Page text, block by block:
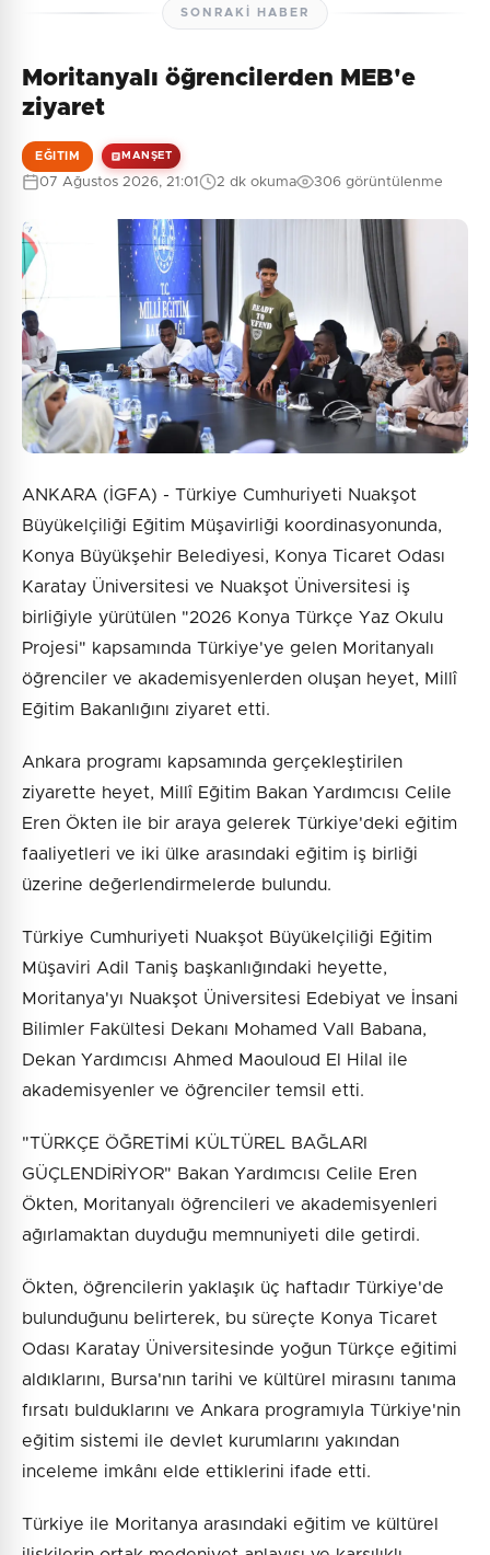
SONRAKI HABER
Moritanyalı öğrencilerden MEB'e
ziyaret
EĞITIM MANŞET
07 Ağustos 2026, 21:01 2 dk okuma 306 görüntülenme
ANKARA (İGFA) - Türkiye Cumhuriyeti Nuakşot
Büyükelçiliği Eğitim Müşavirliği koordinasyonunda,
Konya Büyükşehir Belediyesi, Konya Ticaret Odası
Karatay Üniversitesi ve Nuakşot Üniversitesi iş
birliğiyle yürütülen "2026 Konya Türkçe Yaz Okulu
Projesi" kapsamında Türkiye'ye gelen Moritanyalı
öğrenciler ve akademisyenlerden oluşan heyet, Millî
Eğitim Bakanlığını ziyaret etti.
Ankara programı kapsamında gerçekleştirilen
ziyarette heyet, Millî Eğitim Bakan Yardımcısı Celile
Eren Ökten ile bir araya gelerek Türkiye'deki eğitim
faaliyetleri ve iki ülke arasındaki eğitim iş birliği
üzerine değerlendirmelerde bulundu.
Türkiye Cumhuriyeti Nuakşot Büyükelçiliği Eğitim
Müşaviri Adil Taniş başkanlığındaki heyette,
Moritanya'yı Nuakşot Üniversitesi Edebiyat ve İnsani
Bilimler Fakültesi Dekanı Mohamed Vall Babana,
Dekan Yardımcısı Ahmed Maouloud El Hilal ile
akademisyenler ve öğrenciler temsil etti.
"TÜRKÇE ÖĞRETİMİ KÜLTÜREL BAĞLARI
GÜÇLENDİRİYOR" Bakan Yardımcısı Celile Eren
Ökten, Moritanyalı öğrencileri ve akademisyenleri
ağırlamaktan duyduğu memnuniyeti dile getirdi.
Ökten, öğrencilerin yaklaşık üç haftadır Türkiye'de
bulunduğunu belirterek, bu süreçte Konya Ticaret
Odası Karatay Üniversitesinde yoğun Türkçe eğitimi
aldıklarını, Bursa'nın tarihi ve kültürel mirasını tanıma
fırsatı bulduklarını ve Ankara programıyla Türkiye'nin
eğitim sistemi ile devlet kurumlarını yakından
inceleme imkânı elde ettiklerini ifade etti.
Türkiye ile Moritanya arasındaki eğitim ve kültürel